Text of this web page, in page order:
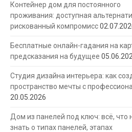
Контейнер дом для постоянного
проживания: доступная
рискованный компромисс
Бесплатные онлайн-гадания на
предсказания на будущее
Студия дизайна интерьера: как
пространство мечты с
20.05.2026
Дом из панелей под ключ: всё, что
знать о типах панелей, этапах